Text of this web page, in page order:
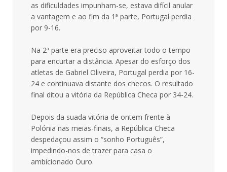
as dificuldades impunham-se, estava difícil anular
a vantagem e ao fim da 1ª parte, Portugal perdia
por 9-16.
Na 2ª parte era preciso aproveitar todo o tempo
para encurtar a distância. Apesar do esforço dos
atletas de Gabriel Oliveira, Portugal perdia por 16-
24 e continuava distante dos checos. O resultado
final ditou a vitória da República Checa por 34-24.
Depois da suada vitória de ontem frente à
Polónia nas meias-finais, a República Checa
despedaçou assim o “sonho Português”,
impedindo-nos de trazer para casa o
ambicionado Ouro.